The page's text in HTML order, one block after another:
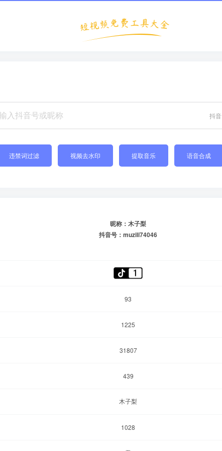
抖音
违禁词过滤 视频去水印 提取音乐 语音合成
昵称：木子梨
抖音号：muzili74046
93
1225
31807
439
木子梨
1028